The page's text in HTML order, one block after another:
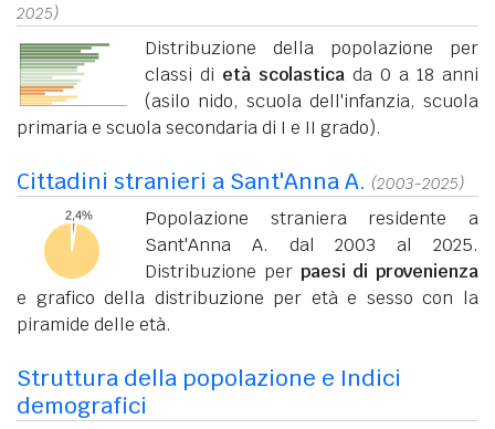
2025)
Distribuzione della popolazione per
classi di età scolastica da 0 a 18 anni
(asilo nido, scuola dell'infanzia, scuola
primaria e scuola secondaria di I e II grado).
Cittadini stranieri a Sant'Anna A. (2003-2025)
Popolazione straniera residente a
Sant'Anna A. dal 2003 al 2025.
Distribuzione per paesi di provenienza
e grafico della distribuzione per età e sesso con la
piramide delle età.
Struttura della popolazione e Indici
demografici